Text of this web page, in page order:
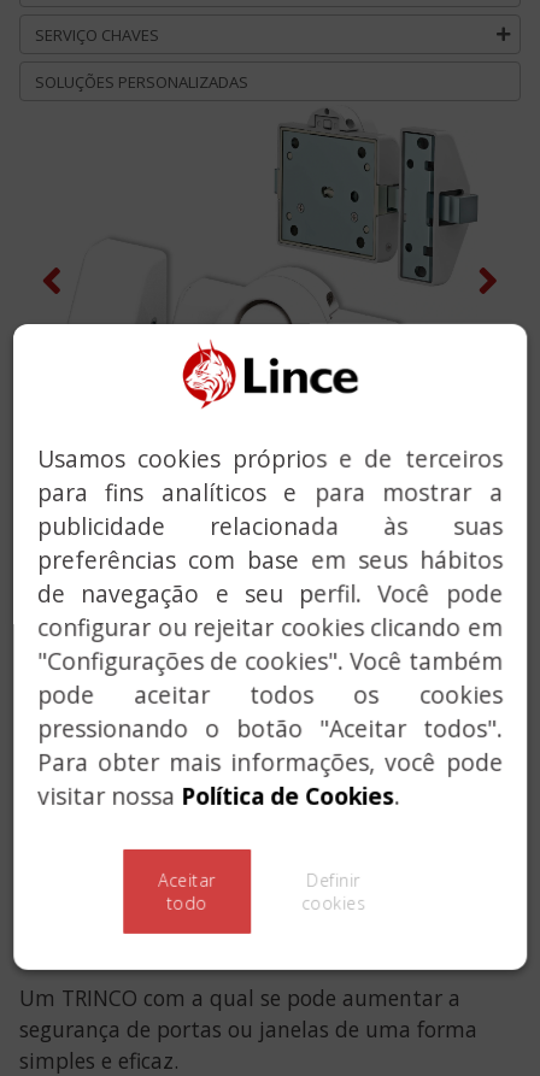
SERVIÇO CHAVES
SOLUÇÕES PERSONALIZADAS
Previous Next
Previous Next
Trinco com alarme,
série 7940RSA
É um trinco de botão sem chave, equipado com
Um TRINCO com a qual se pode aumentar a
segurança de portas ou janelas de uma forma
simples e eficaz.
Usamos cookies próprios e de terceiros
para fins analíticos e para mostrar a
publicidade relacionada às suas
preferências com base em seus hábitos
de navegação e seu perfil. Você pode
configurar ou rejeitar cookies clicando em
"Configurações de cookies". Você também
pode aceitar todos os cookies
pressionando o botão "Aceitar todos".
Para obter mais informações, você pode
visitar nossa Política de Cookies.
Aceitar
todo
Definir
cookies